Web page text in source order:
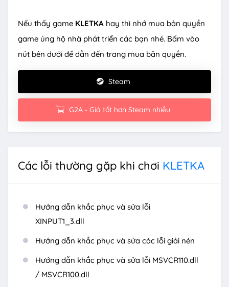
Nếu thấy game KLETKA hay thì nhớ mua bản quyền
game ủng hộ nhà phát triển các bạn nhé. Bấm vào
nút bên dưới để dẫn đến trang mua bản quyền.
Steam
G2A - Giá tốt hơn Steam nhiều
Các lỗi thường gặp khi chơi KLETKA
Hướng dẫn khắc phục và sửa lỗi
XINPUT1_3.dll
Hướng dẫn khắc phục và sửa các lỗi giải nén
Hướng dẫn khắc phục và sửa lỗi MSVCR110.dll
/ MSVCR100.dll